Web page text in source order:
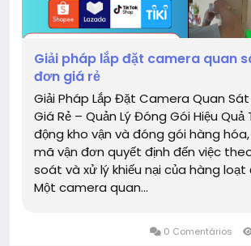
Giải pháp lắp đặt camera quan
đơn giá rẻ
Giải Pháp Lắp Đặt Camera Quan
Giá Rẻ – Quản Lý Đóng Gói Hiệu
động kho vận và đóng gói hàng
mã vận đơn quyết định đến việc
soát và xử lý khiếu nại của hàng loạt
Một camera quan...
0 Comentários